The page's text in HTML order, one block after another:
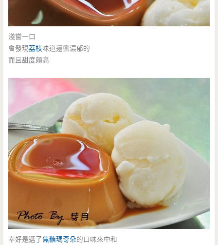
淺嘗一口
會發現荔枝味道還蠻濃郁的
而且甜度頗高
幸好是選了焦糖瑪奇朵的口味來中和